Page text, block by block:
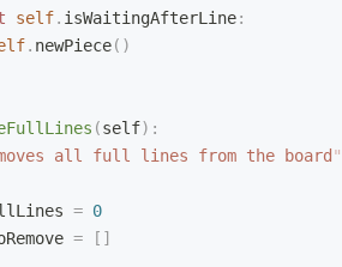
self. isWaitingAfterLine:
. newPiece()
(self):
all full lines from the board
= 0
= []